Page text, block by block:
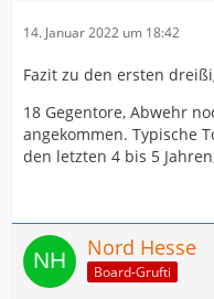
14. Januar 2022 um 18:42
Fazit zu den ersten
18 Gegentore, Abwehr
angekommen. Typische
den letzten 4 bis 5
Nord Hesse
Board-Grufti